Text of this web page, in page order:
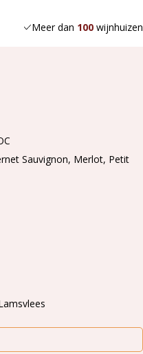
Meer dan 100wijnhuizen
Sauvignon Merlot Petit